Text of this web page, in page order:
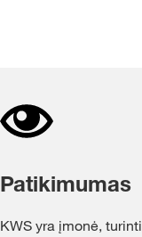
Patikimumas
KWS yra įmonė, turinti